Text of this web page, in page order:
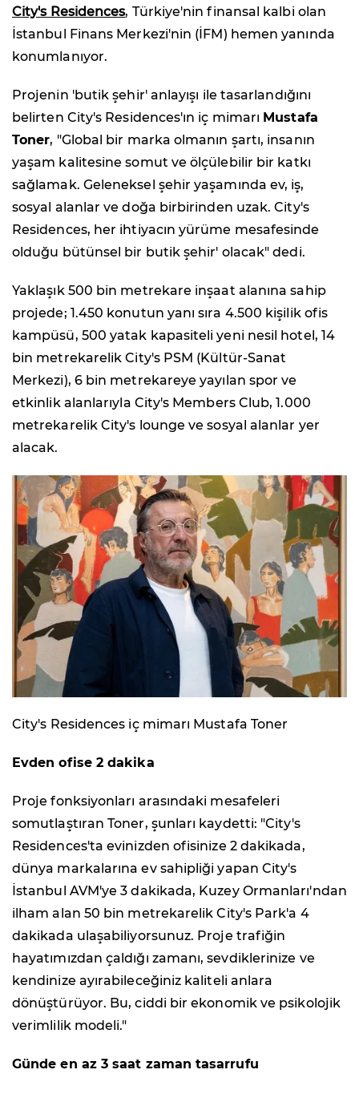
City's Residences, Türkiye'nin finansal kalbi olan
İstanbul Finans Merkezi'nin (İFM) hemen yanında
konumlanıyor.
Projenin 'butik şehir' anlayışı ile tasarlandığını
belirten City's Residences'ın iç mimarı Mustafa
Toner, "Global bir marka olmanın şartı, insanın
yaşam kalitesine somut ve ölçülebilir bir katkı
sağlamak. Geleneksel şehir yaşamında ev, iş,
sosyal alanlar ve doğa birbirinden uzak. City's
Residences, her ihtiyacın yürüme mesafesinde
olduğu bütünsel bir butik şehir' olacak" dedi.
Yaklaşık 500 bin metrekare inşaat alanına sahip
projede; 1.450 konutun yanı sıra 4.500 kişilik ofis
kampüsü, 500 yatak kapasiteli yeni nesil hotel, 14
bin metrekarelik City's PSM (Kültür-Sanat
Merkezi), 6 bin metrekareye yayılan spor ve
etkinlik alanlarıyla City's Members Club, 1.000
metrekarelik City's lounge ve sosyal alanlar yer
alacak.
City's Residences iç mimarı Mustafa Toner
Evden ofise 2 dakika
Proje fonksiyonları arasındaki mesafeleri
somutlaştıran Toner, şunları kaydetti: "City's
Residences'ta evinizden ofisinize 2 dakikada,
dünya markalarına ev sahipliği yapan City's
İstanbul AVM'ye 3 dakikada, Kuzey Ormanları'ndan
ilham alan 50 bin metrekarelik City's Park'a 4
dakikada ulaşabiliyorsunuz. Proje trafiğin
hayatımızdan çaldığı zamanı, sevdiklerinize ve
kendinize ayırabileceğiniz kaliteli anlara
dönüştürüyor. Bu, ciddi bir ekonomik ve psikolojik
verimlilik modeli."
Günde en az 3 saat zaman tasarrufu